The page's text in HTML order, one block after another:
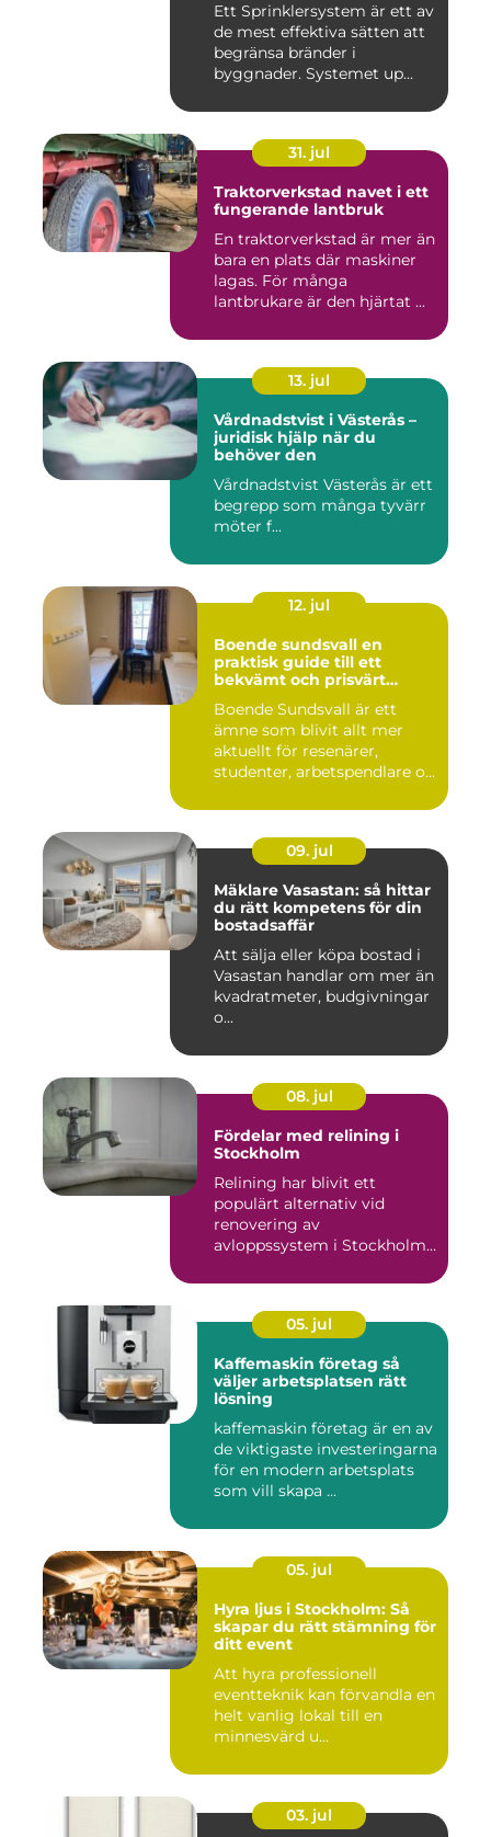
Ett Sprinklersystem är ett av
de mest effektiva sätten att
begränsa bränder i
byggnader. Systemet up...
31. jul
Traktorverkstad navet i ett
fungerande lantbruk
En traktorverkstad är mer än
bara en plats där maskiner
lagas. För många
lantbrukare är den hjärtat ...
13. jul
Vårdnadstvist i Västerås –
juridisk hjälp när du
behöver den
Vårdnadstvist Västerås är ett
begrepp som många tyvärr
möter f...
12. jul
Boende sundsvall en
praktisk guide till ett
bekvämt och prisvärt
Boende Sundsvall är ett
ämne som blivit allt mer
aktuellt för resenärer,
studenter, arbetspendlare o...
09. jul
Mäklare Vasastan: så hittar
du rätt kompetens för din
bostadsaffär
Att sälja eller köpa bostad i
Vasastan handlar om mer än
kvadratmeter, budgivningar
o...
08. jul
Fördelar med relining i
Stockholm
Relining har blivit ett
populärt alternativ vid
renovering av
avloppssystem i Stockholm.
05. jul
Kaffemaskin företag så
väljer arbetsplatsen rätt
lösning
kaffemaskin företag är en av
de viktigaste investeringarna
för en modern arbetsplats
som vill skapa ...
05. jul
Hyra ljus i Stockholm: Så
skapar du rätt stämning för
ditt event
Att hyra professionell
eventteknik kan förvandla en
helt vanlig lokal till en
minnesvärd u...
03. jul